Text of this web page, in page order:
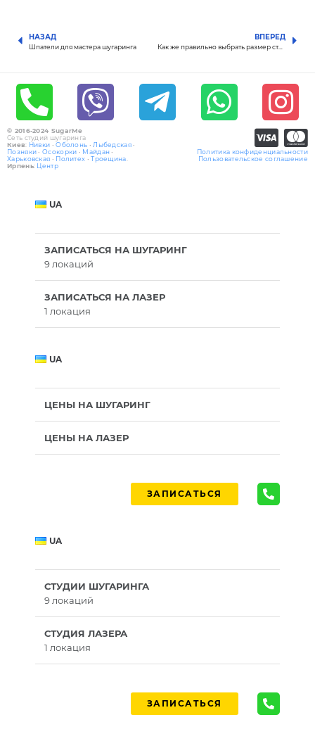
НАЗАД
Шпатели для мастера шугаринга
ВПЕРЕД
Как же правильно выбрать размер стежка?
© 2016-2024 SugarMe
Сеть студий шугаринга
Киев: Нивки •Оболонь • Лыбедская•
Позняки •Осокорки • Майдан •
Харьковская • Политех •Троещина
Ирпень: Центр
Политика конфиденциальности
Пользовательское соглашение
UA
ЗАПИСАТЬСЯ НА ШУГАРИНГ
9 локаций
ЗАПИСАТЬСЯ НА ЛАЗЕР
1 локация
UA
ЦЕНЫ НА ШУГАРИНГ
ЦЕНЫ НА ЛАЗЕР
ЗАПИСАТЬСЯ
UA
СТУДИИ ШУГАРИНГА
9 локаций
СТУДИЯ ЛАЗЕРА
1 локация
ЗАПИСАТЬСЯ